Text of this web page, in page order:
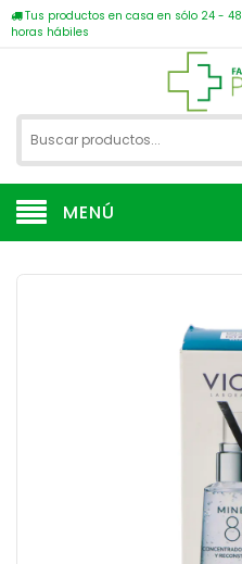
Tus productos en casa en sólo 24 - 48
horas hábiles
MENÚ